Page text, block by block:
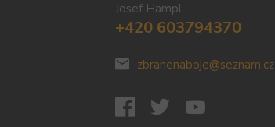
Josef Hampl
+420 603794370
zbranenaboje@seznam.cz